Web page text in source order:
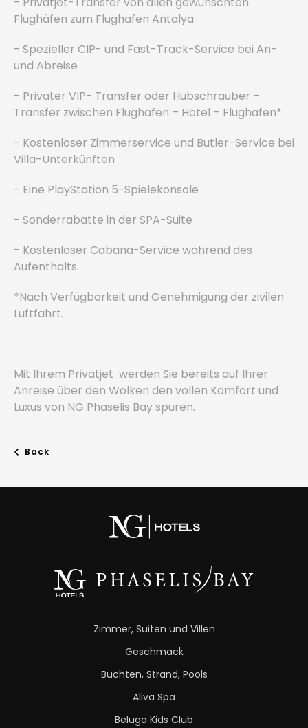
Flughäfen zum Flughafen Antalya
- Spezieller CIP- und Fast-Track-Service bei An-
und Abreise
- Privater VIP- Transfer oder Hubschrauber –
Transfer zwischen Flughafen – Hotel – Flughafen*
- Kostenloser Zimmerservice und Butler-Service bei
Villa-Unterkünften
- Eine PlayStation 5-Spielekonsole
- Sonderrabatte in der SPA-Suite
- Kostenloser Cabana-Service während des
Aufenthalts.
*Nach Verfügbarkeit und Genehmigung der zivilen
Luftfahrt.
Mit Ihrem Privatjet werden Sie bereits auf Ihrer
Anreise über den Wolken den vollen Komfort und
Luxus von NG Phaselis Bay spüren.
Back
Zimmer, Suiten und Villen
Geschmack
Buchten, Strand, Pools
Aliva Spa
Beluga Kids Club